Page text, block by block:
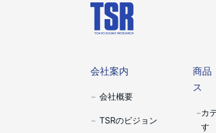
会社案内
会社概要
TSRのビジョン
商品
ス
カ
す